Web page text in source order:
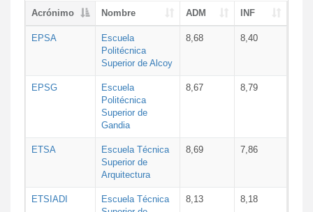
Acrónimo Nombre ADM INF
EPSA
Escuela
Politécnica
Superior de Alcoy
8,68 8,40
EPSG
Escuela
Politécnica
Superior de
Gandia
8,67 8,79
ETSA
Escuela Técnica
Superior de
Arquitectura
8,69 7,86
ETSIADI
Escuela Técnica
8,13 8,18